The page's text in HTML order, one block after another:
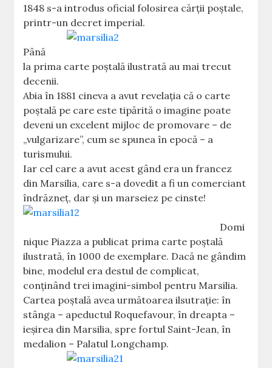
1848 s-a introdus oficial folosirea cărţii poştale,
printr-un decret imperial.
Până
la prima carte poştală ilustrată au mai trecut
decenii.
Abia în 1881 cineva a avut revelaţia că o carte
poştală pe care este tipărită o imagine poate
deveni un excelent mijloc de promovare – de
„vulgarizare”, cum se spunea în epocă – a
turismului.
Iar cel care a avut acest gând era un francez
din Marsilia, care s-a dovedit a fi un comerciant
îndrăzneţ, dar şi un marseiez pe cinste!
Domi
nique Piazza a publicat prima carte poştală
ilustrată, în 1000 de exemplare. Dacă ne gândim
bine, modelul era destul de complicat,
conţinând trei imagini-simbol pentru Marsilia.
Cartea poştală avea următoarea ilsutraţie: în
stânga – apeductul Roquefavour, în dreapta –
ieşirea din Marsilia, spre fortul Saint-Jean, în
medalion – Palatul Longchamp.